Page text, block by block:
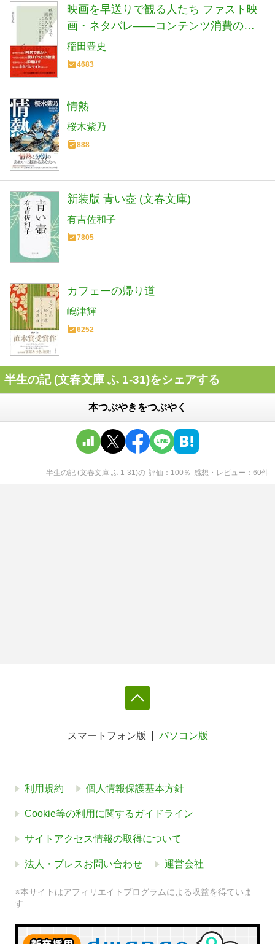
映画を早送りで観る人たち ファスト映
画・ネタバレ――コンテンツ消費の現
在形 (光文社新書)
稲田豊史
4683
情熱
桜木紫乃
888
新装版 青い壺 (文春文庫)
有吉佐和子
7805
カフェーの帰り道
嶋津輝
6252
半生の記 (文春文庫 ふ 1-31)をシェアする
本つぶやきをつぶやく
半生の記 (文春文庫 ふ 1-31)の 評価 100 ％ 感想・レビュー 60件
スマートフォン版 パソコン版
利用規約 個人情報保護基本方針
Cookie等の利用に関するガイドライン
サイトアクセス情報の取得について
法人・プレスお問い合わせ 運営会社
※本サイトはアフィリエイトプログラムによる収益を得ていま
す